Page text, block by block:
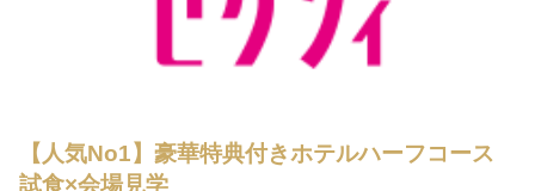
【人気No1】豪華特典付きホテルハーフコース
試食×会場見学